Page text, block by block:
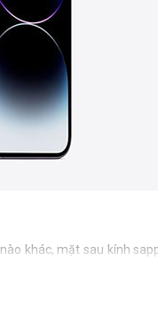
khác, mặt sau kính